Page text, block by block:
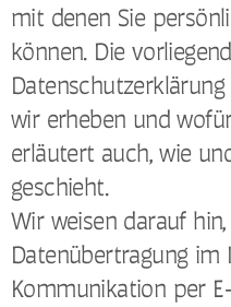
mit denen Sie
können. Die
wir erheben und
erläutert auch, wie
geschieht.
Wir weisen darauf
Datenübertragung im
Kommunikation per